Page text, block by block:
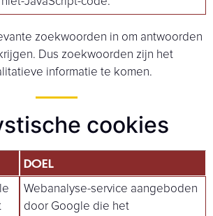
zoekwoorden in om antwoorden
Dus zoekwoorden zijn het
informatie te komen.
cookies
DOEL
Webanalyse-service aangeboden
door Google die het